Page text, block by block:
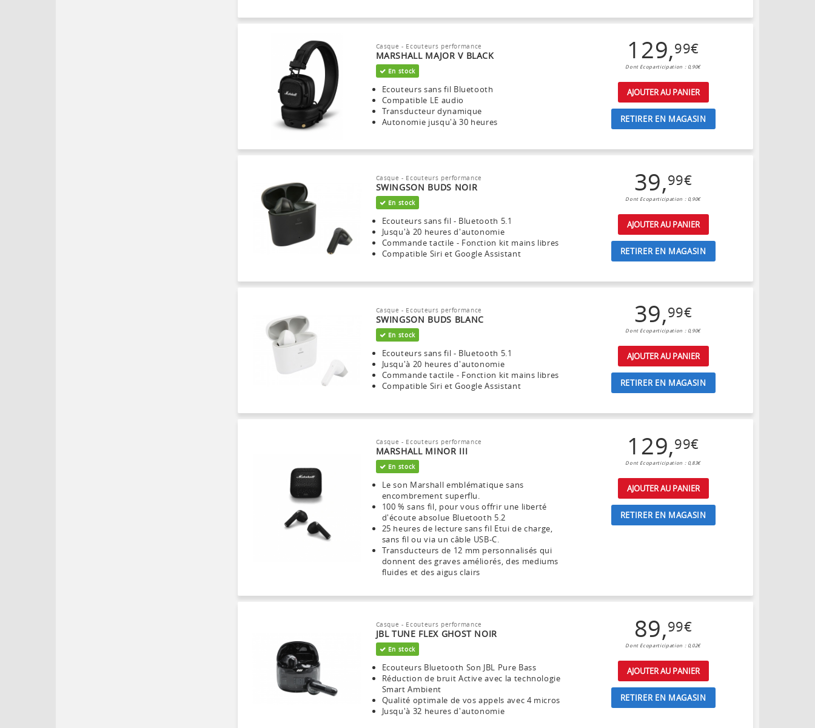
Casque - Ecouteurs performance
MARSHALL MAJOR V BLACK
En stock
Ecouteurs sans fil Bluetooth
Compatible LE audio
Transducteur dynamique
Autonomie jusqu'à 30 heures
129,99€
Dont Ecoparticipation : 0,90€
AJOUTER AU PANIER
RETIRER EN MAGASIN
Casque - Ecouteurs performance
SWINGSON BUDS NOIR
En stock
Ecouteurs sans fil - Bluetooth 5.1
Jusqu'à 20 heures d'autonomie
Commande tactile - Fonction kit mains libres
Compatible Siri et Google Assistant
39,99€
Dont Ecoparticipation : 0,90€
AJOUTER AU PANIER
RETIRER EN MAGASIN
Casque - Ecouteurs performance
SWINGSON BUDS BLANC
En stock
Ecouteurs sans fil - Bluetooth 5.1
Jusqu'à 20 heures d'autonomie
Commande tactile - Fonction kit mains libres
Compatible Siri et Google Assistant
39,99€
Dont Ecoparticipation : 0,90€
AJOUTER AU PANIER
RETIRER EN MAGASIN
Casque - Ecouteurs performance
MARSHALL MINOR III
En stock
Le son Marshall emblématique sans
encombrement superflu.
100 % sans fil, pour vous offrir une liberté
d'écoute absolue Bluetooth 5.2
25 heures de lecture sans fil Etui de charge,
sans fil ou via un câble USB-C.
Transducteurs de 12 mm personnalisés qui
donnent des graves améliorés, des mediums
fluides et des aigus clairs
129,99€
Dont Ecoparticipation : 0,83€
AJOUTER AU PANIER
RETIRER EN MAGASIN
Casque - Ecouteurs performance
JBL TUNE FLEX GHOST NOIR
En stock
Ecouteurs Bluetooth Son JBL Pure Bass
Réduction de bruit Active avec la technologie
Smart Ambient
Qualité optimale de vos appels avec 4 micros
Jusqu'à 32 heures d'autonomie
89,99€
Dont Ecoparticipation : 0,02€
AJOUTER AU PANIER
RETIRER EN MAGASIN